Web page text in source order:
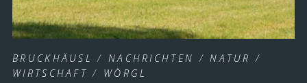
BRUCKHÄUSL / NACHRICHTEN /NATUR /
WIRTSCHAFT / WÖRGL